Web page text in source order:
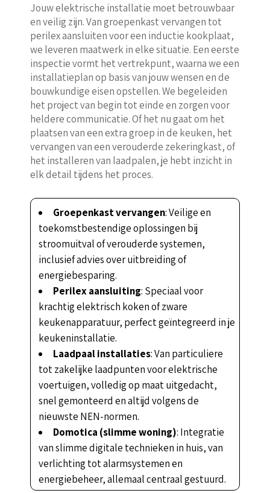
Jouw elektrische installatie moet betrouwbaar
en veilig zijn. Van groepenkast vervangen tot
perilex aansluiten voor een inductie kookplaat,
we leveren maatwerk in elke situatie. Een eerste
inspectie vormt het vertrekpunt, waarna we een
installatieplan op basis van jouw wensen en de
bouwkundige eisen opstellen. We begeleiden
het project van begin tot einde en zorgen voor
heldere communicatie. Of het nu gaat om het
plaatsen van een extra groep in de keuken, het
vervangen van een verouderde zekeringkast, of
het installeren van laadpalen, je hebt inzicht in
elk detail tijdens het proces.
Groepenkast vervangen: Veilige en
toekomstbestendige oplossingen bij
stroomuitval of verouderde systemen,
inclusief advies over uitbreiding of
energiebesparing.
Perilex aansluiting: Speciaal voor
krachtig elektrisch koken of zware
keukenapparatuur, perfect geïntegreerd in je
keukeninstallatie.
Laadpaal installaties: Van particuliere
tot zakelijke laadpunten voor elektrische
voertuigen, volledig op maat uitgedacht,
snel gemonteerd en altijd volgens de
nieuwste NEN-normen.
Domotica (slimme woning): Integratie
van slimme digitale technieken in huis, van
verlichting tot alarmsystemen en
energiebeheer, allemaal centraal gestuurd.